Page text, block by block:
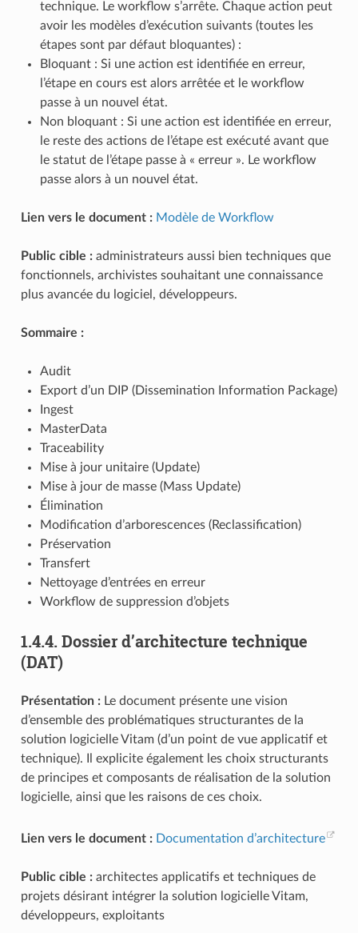
technique. Le workflow s’arrête. Chaque action peut
avoir les modèles d’exécution suivants (toutes les
étapes sont par défaut bloquantes) :
Bloquant : Si une action est identifiée en erreur,
l’étape en cours est alors arrêtée et le workflow
passe à un nouvel état.
Non bloquant : Si une action est identifiée en erreur,
le reste des actions de l’étape est exécuté avant que
le statut de l’étape passe à « erreur ». Le workflow
passe alors à un nouvel état.
Lien vers le document : Modèle de Workflow
Public cible :administrateurs aussi bien techniques que
fonctionnels, archivistes souhaitant une connaissance
plus avancée du logiciel, développeurs.
Sommaire :
Audit
Export d’un DIP (Dissemination Information Package)
Ingest
MasterData
Traceability
Mise à jour unitaire (Update)
Mise à jour de masse (Mass Update)
Élimination
Modification d’arborescences (Reclassification)
Préservation
Transfert
Nettoyage d’entrées en erreur
Workflow de suppression d’objets
1.4.4. Dossier d’architecture technique
(DAT)
Présentation :Le document présente une vision
d’ensemble des problématiques structurantes de la
solution logicielle Vitam (d’un point de vue applicatif et
technique). Il explicite également les choix structurants
de principes et composants de réalisation de la solution
logicielle, ainsi que les raisons de ces choix.
Lien vers le document : Documentation d’architecture
Public cible :architectes applicatifs et techniques de
projets désirant intégrer la solution logicielle Vitam,
développeurs, exploitants